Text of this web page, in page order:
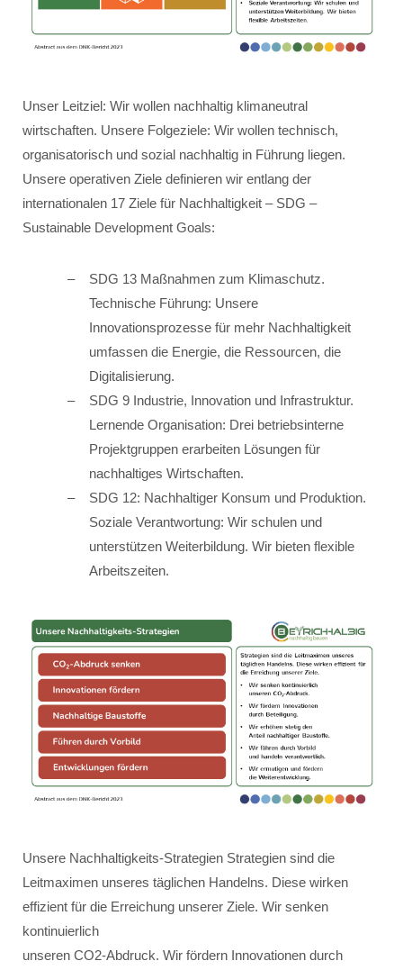
Unser Leitziel: Wir wollen nachhaltig klimaneutral
wirtschaften. Unsere Folgeziele: Wir wollen technisch,
organisatorisch und sozial nachhaltig in Führung liegen.
Unsere operativen Ziele definieren wir entlang der
internationalen 17 Ziele für Nachhaltigkeit – SDG –
Sustainable Development Goals:
SDG 13 Maßnahmen zum Klimaschutz.
Technische Führung: Unsere
Innovationsprozesse für mehr Nachhaltigkeit
umfassen die Energie, die Ressourcen, die
Digitalisierung.
SDG 9 Industrie, Innovation und Infrastruktur.
Lernende Organisation: Drei betriebsinterne
Projektgruppen erarbeiten Lösungen für
nachhaltiges Wirtschaften.
SDG 12: Nachhaltiger Konsum und Produktion.
Soziale Verantwortung: Wir schulen und
unterstützen Weiterbildung. Wir bieten flexible
Arbeitszeiten.
Unsere Nachhaltigkeits-Strategien Strategien sind die
Leitmaximen unseres täglichen Handelns. Diese wirken
effizient für die Erreichung unserer Ziele. Wir senken
kontinuierlich
unseren CO2-Abdruck. Wir fördern Innovationen durch